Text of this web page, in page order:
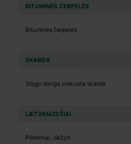
BITUMINĖS ČERPELĖS
Bituminės čerpelės
SKARDA
Stogo danga cinkuota skarda
LIETVAMZDŽIAI
Plieniniai, dažyti
390 €